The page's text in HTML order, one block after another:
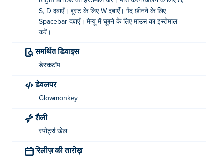
S, D दबाएँ। बूस्ट के लिए W दबाएँ। गेंद छीनने के लिए
Spacebar दबाएँ। मेन्यू में घूमने के लिए माउस का इस्तेमाल
करें।
समर्थित डिवाइस
डेस्कटॉप
डेवलपर
Glowmonkey
शैली
स्पोर्ट्स खेल
रिलीज़ की तारीख़